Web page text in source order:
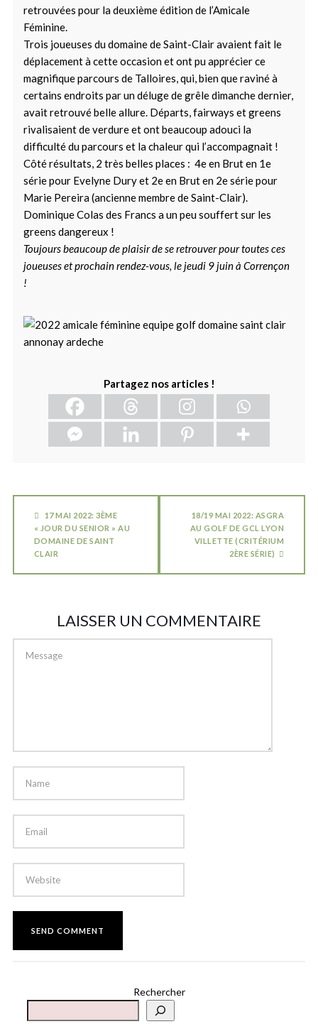
retrouvées pour la deuxième édition de l’Amicale
Féminine.
Trois joueuses du domaine de Saint-Clair avaient fait le
déplacement à cette occasion et ont pu apprécier ce
magnifique parcours de Talloires, qui, bien que raviné à
certains endroits par un déluge de grêle dimanche dernier,
avait retrouvé belle allure. Départs, fairways et greens
rivalisaient de verdure et ont beaucoup adouci la
difficulté du parcours et la chaleur qui l’accompagnait !
Côté résultats, 2 très belles places : 4e en Brut en 1e
série pour Evelyne Dury et 2e en Brut en 2e série pour
Marie Pereira (ancienne membre de Saint-Clair).
Dominique Colas des Francs a un peu souffert sur les
greens dangereux !
Toujours beaucoup de plaisir de se retrouver pour toutes ces
joueuses et prochain rendez-vous, le jeudi 9 juin à Corrençon
!
Partagez nos articles !
17 MAI 2022: 3ÈME
« JOUR DU SENIOR » AU
DOMAINE DE SAINT
CLAIR
18/19 MAI 2022: ASGRA
AU GOLF DE GCL LYON
VILLETTE (CRITÉRIUM
2ÈRE SÉRIE)
LAISSER UN COMMENTAIRE
Rechercher